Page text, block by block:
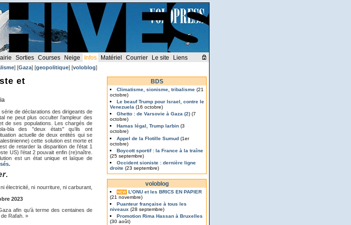
Sorties Courses Neige Infos Matériel Courrier Le site Liens
] [Gaza] [geopolitique] [voloblog]
et
de déclarations des dirigeants de
ne peut plus occulter l’ampleur des
de ses populations. Les chargés de
bla des "deux états" qu’ils ont
actuelle de deux entités qui se
cette solution est morte et
de retarder la disparition de l’état 1
US) l’état 2 pouvait enfin (re)naître.
est un état unique et laïque de
électricité, ni nourriture, ni carburant,
2023
afin qu’à terme des centaines de
Rafah. »
BDS
Climatisme, sionisme, tribalisme (21
octobre)
Le beauf Trump pour Israel, contre le
Venezuela (16 octobre)
Ghetto : de Varsovie à Gaza (2) (7
octobre)
Hamas légal, Trump larbin(3
octobre)
Appel de la Flotille Sumud (1er
octobre)
Boycott sportif : la France à la traîne
(25 septembre)
Occident sioniste : dernière ligne
droite (23 septembre)
voloblog
NEW L’ONU et les BRICS EN PAPIER
(21 novembre)
Puanteur française à tous les
niveaux (28 septembre)
Promotion Rima Hassan à Bruxelles
(30 août)